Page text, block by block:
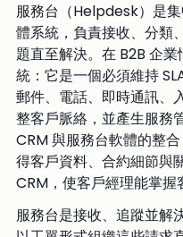
服務台（Helpdesk）是
體系統，負責接收、分類
題直至解決。在 B2B 企
統：它是一個必須維持
郵件、電話、即時通訊、
整客戶脈絡，並產生服務
CRM 與服務台軟體的整
得客戶資料、合約細節與
CRM，使客戶經理能掌握
服務台是接收、追蹤並解